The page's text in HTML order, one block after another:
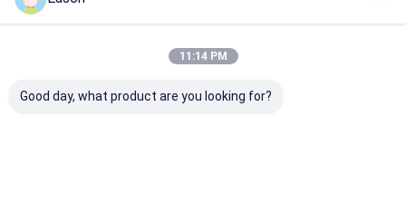
Empfohlene Produkte
11:14 PM
Good day, what product are you looking for?